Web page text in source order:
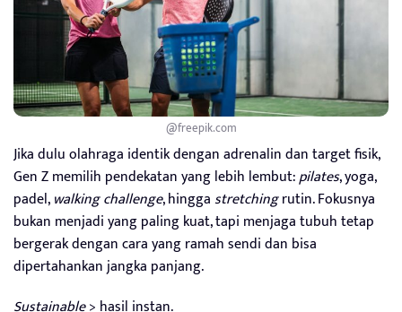
@freepik.com
Jika dulu olahraga identik dengan adrenalin dan target fisik,
Gen Z memilih pendekatan yang lebih lembut:pilates, yoga,
padel,walking challenge, hinggastretchingrutin. Fokusnya
bukan menjadi yang paling kuat, tapi menjaga tubuh tetap
bergerak dengan cara yang ramah sendi dan bisa
dipertahankan jangka panjang.